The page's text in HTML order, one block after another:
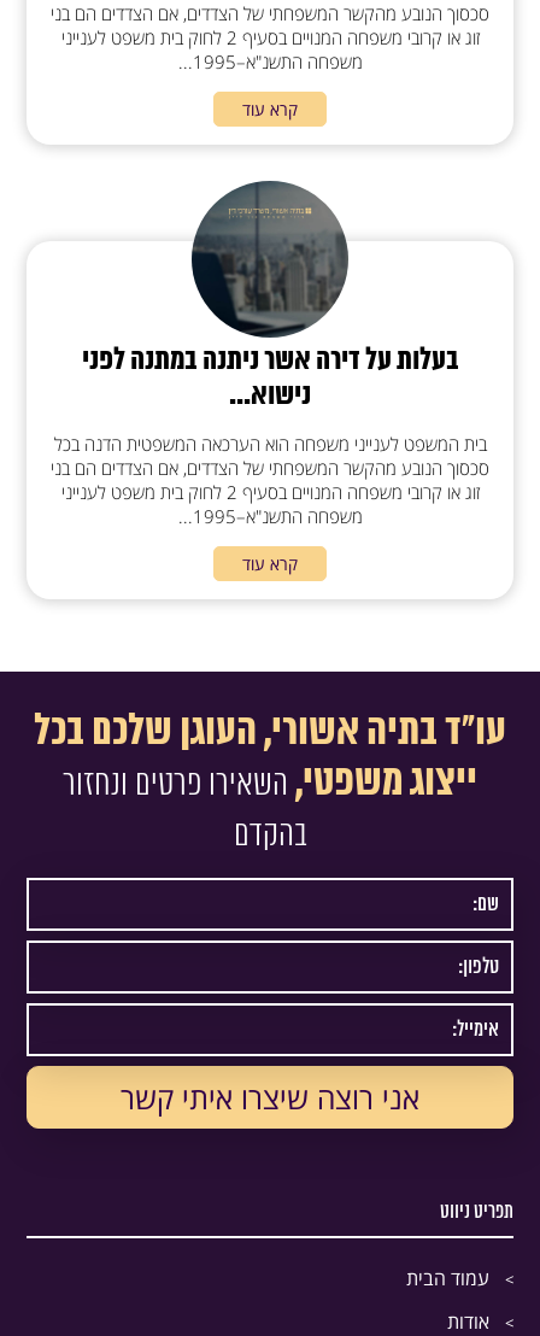
סכסוך הנובע מהקשר המשפחתי של הצדדים, אם הצדדים הם בני
זוג או קרובי משפחה המנויים בסעיף 2 לחוק בית משפט לענייני
משפחה התשנ"א–1995...
קרא עוד
בעלות על דירה אשר ניתנה במתנה לפני
נישוא...
בית המשפט לענייני משפחה הוא הערכאה המשפטית הדנה בכל
סכסוך הנובע מהקשר המשפחתי של הצדדים, אם הצדדים הם בני
זוג או קרובי משפחה המנויים בסעיף 2 לחוק בית משפט לענייני
משפחה התשנ"א–1995...
קרא עוד
עו"ד בתיה אשורי, העוגן שלכם בכל
ייצוג משפטי, השאירו פרטים ונחזור
בהקדם
תפריט ניווט
עמוד הבית
אודות